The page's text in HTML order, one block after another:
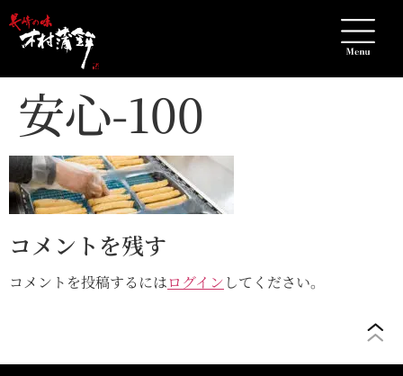
安心-100
コメントを残す
コメントを投稿するにはログインしてください。